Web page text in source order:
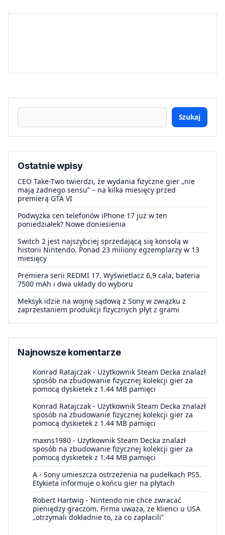
Szukaj
Ostatnie wpisy
CEO Take-Two twierdzi, że wydania fizyczne gier „nie
mają żadnego sensu” – na kilka miesięcy przed
premierą GTA VI
Podwyżka cen telefonów iPhone 17 już w ten
poniedziałek? Nowe doniesienia
Switch 2 jest najszybciej sprzedającą się konsolą w
historii Nintendo. Ponad 23 miliony egzemplarzy w 13
miesięcy
Premiera serii REDMI 17. Wyświetlacz 6,9 cala, bateria
7500 mAh i dwa układy do wyboru
Meksyk idzie na wojnę sądową z Sony w związku z
zaprzestaniem produkcji fizycznych płyt z grami
Najnowsze komentarze
Konrad Ratajczak - Użytkownik Steam Decka znalazł
sposób na zbudowanie fizycznej kolekcji gier za
pomocą dyskietek z 1.44 MB pamięci
Konrad Ratajczak - Użytkownik Steam Decka znalazł
sposób na zbudowanie fizycznej kolekcji gier za
pomocą dyskietek z 1.44 MB pamięci
maxns1980 - Użytkownik Steam Decka znalazł
sposób na zbudowanie fizycznej kolekcji gier za
pomocą dyskietek z 1.44 MB pamięci
A - Sony umieszcza ostrzeżenia na pudełkach PS5.
Etykieta informuje o końcu gier na płytach
Robert Hartwig - Nintendo nie chce zwracać
pieniędzy graczom. Firma uważa, że klienci u USA
„otrzymali dokładnie to, za co zapłacili”